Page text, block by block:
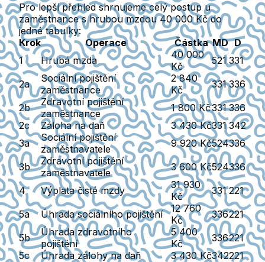
Pro lepší přehled shrnujeme celý postup u
zaměstnance s hrubou mzdou 40 000 Kč do
jedné tabulky:
Krok
Operace Částka MD D
1
Hrubá mzda
40 000
Kč
521 331
2a
Sociální pojištění
zaměstnance
2 840
Kč
331 336
2b
Zdravotní pojištění
zaměstnance
1 800 Kč331 336
2c
Záloha na daň 3 430 Kč331 342
3a
Sociální pojištění
zaměstnavatele
9 920 Kč524336
3b
Zdravotní pojištění
zaměstnavatele
3 600 Kč524336
4
Výplata čisté mzdy
31 930
Kč
331 221
5a
Úhrada sociálního pojištění
12 760
Kč
336221
5b
Úhrada zdravotního
pojištění
5 400
Kč
336221
5c
Úhrada zálohy na daň 3 430 Kč342221